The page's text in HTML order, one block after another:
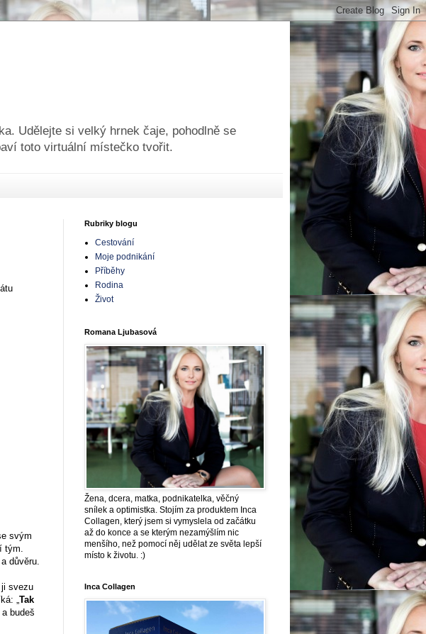
Udělejte si velký hrnek čaje, pohodlně se
toto virtuální místečko tvořit.
svým
tým.
důvěru.
ji svezu
„ Tak
budeš
Rubriky blogu
Cestování
Moje podnikání
Příběhy
Rodina
Život
Romana Ljubasová
Žena, dcera, matka, podnikatelka, věčný
snílek a optimistka. Stojím za produktem Inca
Collagen, který jsem si vymyslela od začátku
až do konce a se kterým nezamýšlím nic
menšího, než pomocí něj udělat ze světa lepší
místo k životu. :)
Inca Collagen